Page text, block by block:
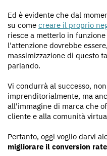
Ed è evidente che dal
su come creare il proprio
riesce a metterlo in
l'attenzione dovrebbe
massimizzazione di questo
parlando.
Vi condurrà al successo,
imprenditorialmente, ma
all'immagine di marca che
cliente e alla comunità
Pertanto, oggi voglio darvi
migliorare il conversion rate